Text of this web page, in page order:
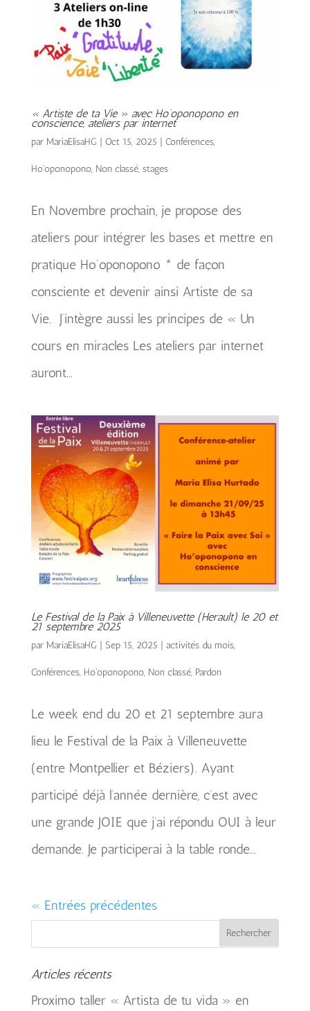
« Artiste de ta Vie » avec Ho’oponopono en
conscience, ateliers par internet
par MariaElisaHG | Oct 15, 2025 | Conférences,
Ho'oponopono, Non classé, stages
En Novembre prochain, je propose des
ateliers pour intégrer les bases et mettre en
pratique Ho’oponopono * de façon
consciente et devenir ainsi Artiste de sa
Vie. J’intègre aussi les principes de « Un
cours en miracles Les ateliers par internet
auront...
Le Festival de la Paix à Villeneuvette (Herault) le 20 et
21 septembre 2025
par MariaElisaHG | Sep 15, 2025 | activités du mois,
Conférences, Ho'oponopono, Non classé, Pardon
Le week end du 20 et 21 septembre aura
lieu le Festival de la Paix à Villeneuvette
(entre Montpellier et Béziers). Ayant
participé déjà l’année dernière, c’est avec
une grande JOIE que j’ai répondu OUI à leur
demande. Je participerai à la table ronde...
« Entrées précédentes
Articles récents
Proximo taller « Artista de tu vida » en